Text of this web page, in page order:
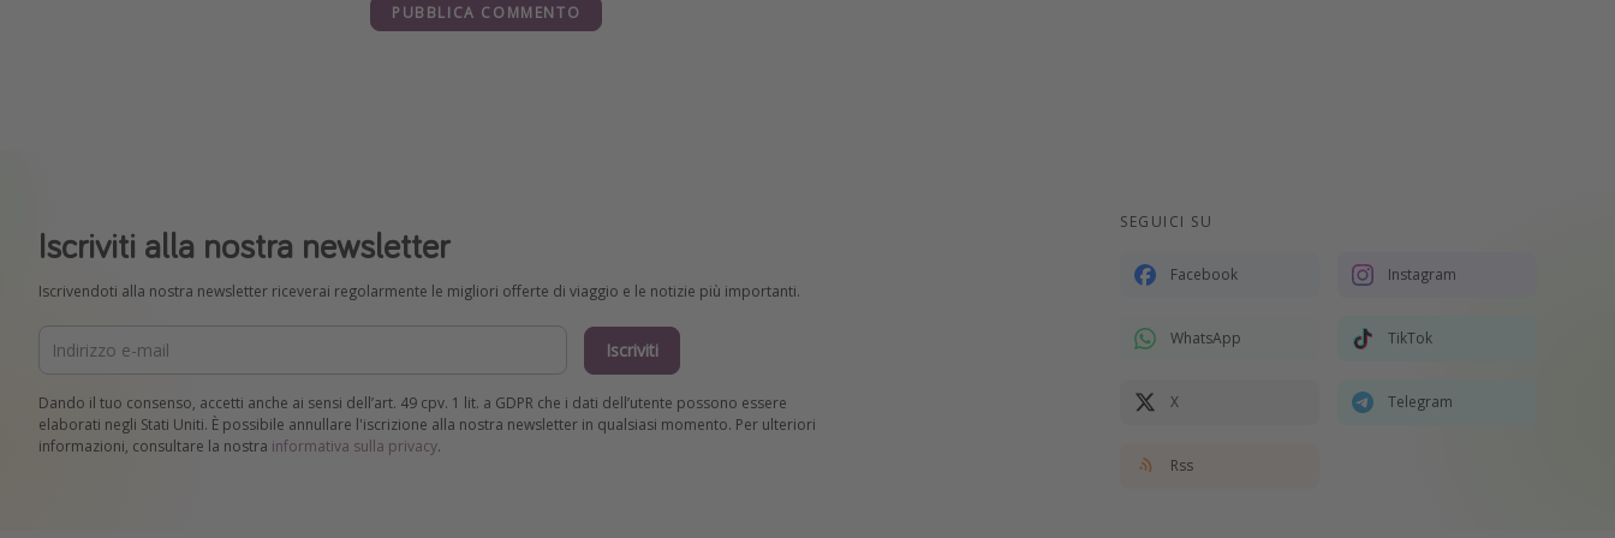
PUBBLICA COMMENTO
Iscriviti alla nostra newsletter
Iscrivendoti alla nostra newsletter riceverai regolarmente le migliori offerte di viaggio e le notizie più importanti.
Iscriviti
Dando il tuo consenso, accetti anche ai sensi dell’art. 49 cpv. 1 lit. a GDPR che i dati dell’utente possono essere
elaborati negli Stati Uniti. È possibile annullare l'iscrizione alla nostra newsletter in qualsiasi momento. Per ulteriori
informazioni, consultare la nostra informativa sulla privacy.
SEGUICI SU
Facebook Instagram
WhatsApp TikTok
X Telegram
Rss